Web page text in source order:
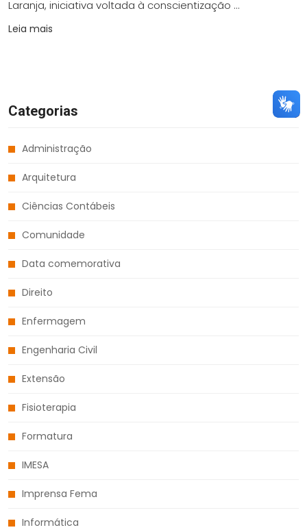
Laranja, iniciativa voltada à conscientização ...
Leia mais
Categorias
Administração
Arquitetura
Ciências Contábeis
Comunidade
Data comemorativa
Direito
Enfermagem
Engenharia Civil
Extensão
Fisioterapia
Formatura
IMESA
Imprensa Fema
Informática